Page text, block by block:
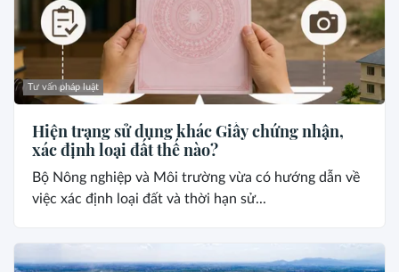
Tư vấn pháp luật
Hiện trạng sử dụng khác Giấy chứng nhận,
xác định loại đất thế nào?
Bộ Nông nghiệp và Môi trường vừa có hướng dẫn về
việc xác định loại đất và thời hạn sử...